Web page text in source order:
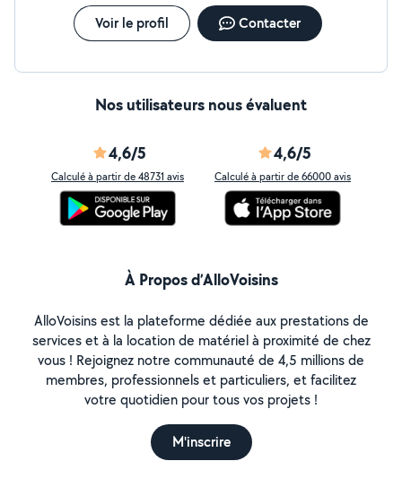
Voir le profil Contacter
Nos utilisateurs nous évaluent
4,6/5
Calculé à partir de 48731 avis
4,6/5
Calculé à partir de 66000 avis
À Propos d’AlloVoisins
AlloVoisins est la plateforme dédiée aux prestations de
services et à la location de matériel à proximité de chez
vous ! Rejoignez notre communauté de 4,5 millions de
membres, professionnels et particuliers, et facilitez
votre quotidien pour tous vos projets !
M'inscrire